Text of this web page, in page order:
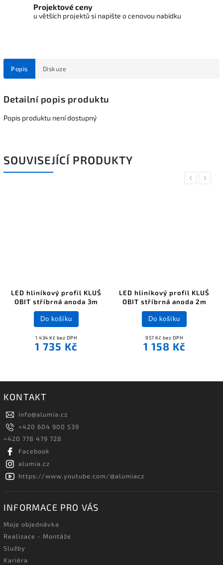
Projektové ceny
u větších projektů si napište o cenovou nabídku
Popis Diskuze
Detailní popis produktu
Popis produktu není dostupný
SOUVISEJÍCÍ PRODUKTY
Previous
LED hliníkový profil KLUŚ
OBIT stříbrná anoda 3m
1 434 Kč bez DPH
1 735 Kč
Do košíku
LED hliníkový profil KLUŚ
OBIT stříbrná anoda 2m
957 Kč bez DPH
1 158 Kč
Do košíku
Next
KONTAKT
info@alumia.cz
+420 604 900 539
+420 778 479 728
Facebook
alumia.cz
https://www.youtube.com/@alumiacz
INFORMACE PRO VÁS
Moje objednávka
Realizace - Montáže
Služby
Kariéra